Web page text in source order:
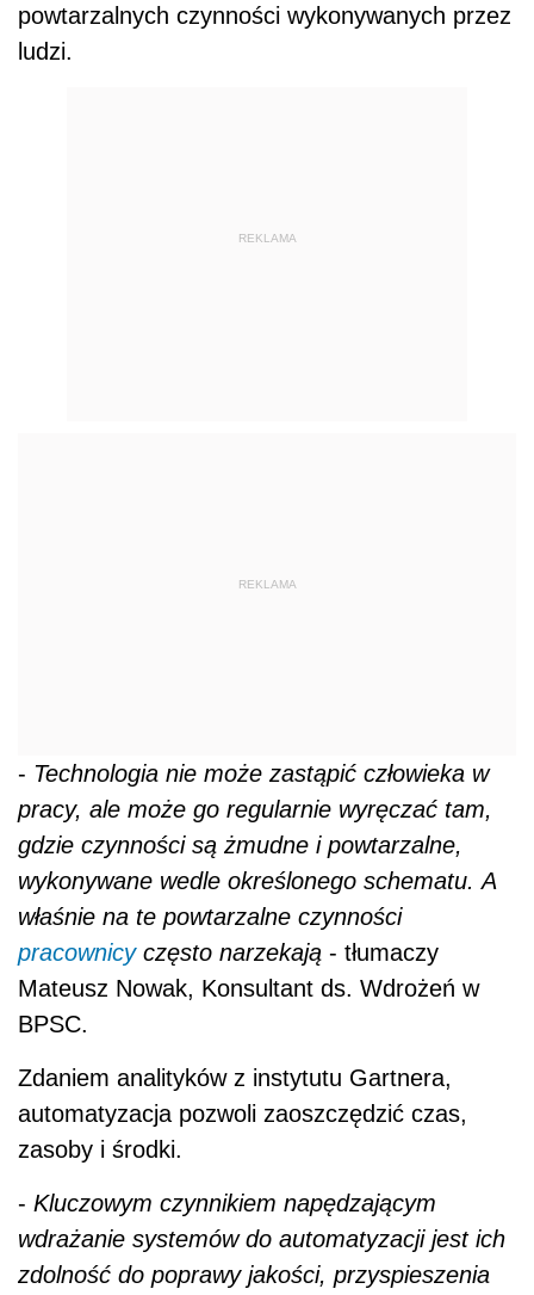
powtarzalnych czynności wykonywanych przez
ludzi.
REKLAMA
REKLAMA
- Technologia nie może zastąpić człowieka w
pracy, ale może go regularnie wyręczać tam,
gdzie czynności są żmudne i powtarzalne,
wykonywane wedle określonego schematu. A
właśnie na te powtarzalne czynności
pracownicyczęsto narzekają - tłumaczy
Mateusz Nowak, Konsultant ds. Wdrożeń w
BPSC.
Zdaniem analityków z instytutu Gartnera,
automatyzacja pozwoli zaoszczędzić czas,
zasoby i środki.
- Kluczowym czynnikiem napędzającym
wdrażanie systemów do automatyzacji jest ich
zdolność do poprawy jakości, przyspieszenia